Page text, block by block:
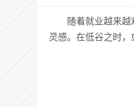
随着就业越来
灵感。在低谷之时，